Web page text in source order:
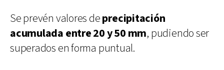
Se prevén valores deprecipitación
acumulada entre 20 y 50 mm, pudiendo ser
superados en forma puntual.